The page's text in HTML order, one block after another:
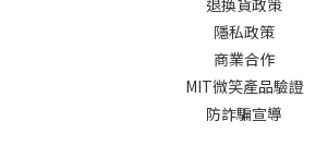
退換貨政策
隱私政策
商業合作
MIT微笑產品驗證
防詐騙宣導